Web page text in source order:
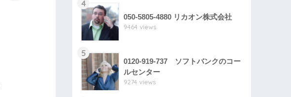
4
050-5805-4880 リカオン株式会社
9464 views
5
0120-919-737 ソフトバンクのコー
ルセンター
9274 views